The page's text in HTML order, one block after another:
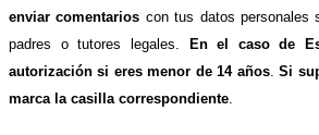
enviar comentarios con tus datos personales
padres o tutores legales.
En el caso de
autorización si eres menor de 14 años.Si
marca la casilla correspondiente